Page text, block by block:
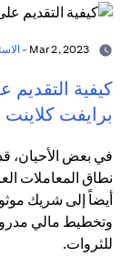
كيفية
برايفت كلاينت
في بعض الأحيان،
نطاق المعاملات
أيضاً إلى شريك
وتخطيط مالي
للثروات.